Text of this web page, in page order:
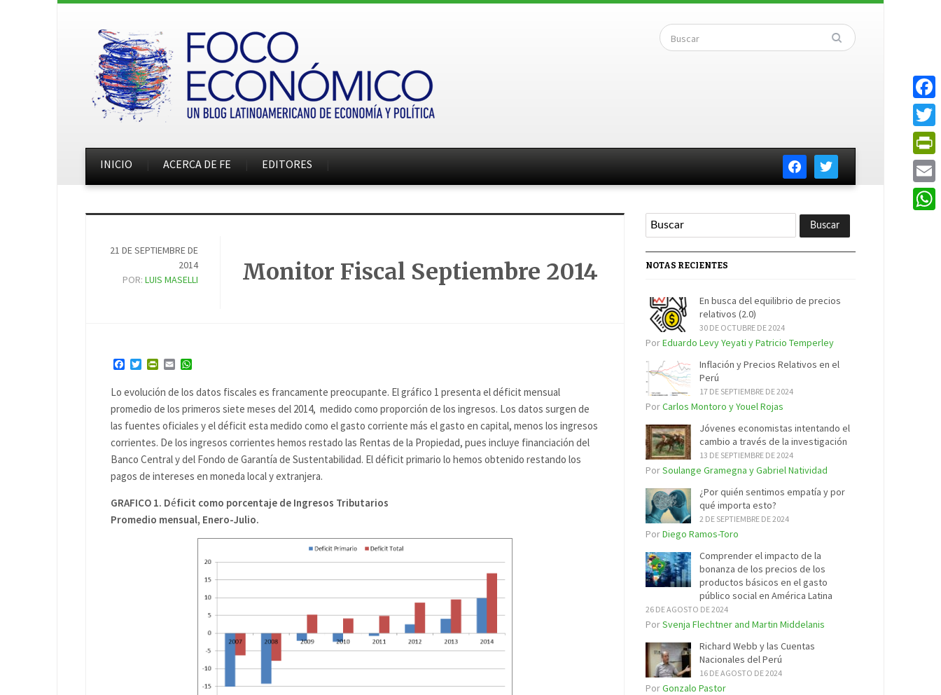
facebooktwitter
INICIO ACERCA DE FE EDITORES
21 DE SEPTIEMBRE DE
2014
POR:LUIS MASELLI Monitor Fiscal Septiembre 2014
Facebook
TwitterPrintFriendly
Email
Lo evolución de los datos fiscales es francamente preocupante. El gráfico 1 presenta el déficit mensual
promedio de los primeros siete meses del 2014, medido como proporción de los ingresos. Los datos surgen de
las fuentes oficiales y el déficit esta medido como el gasto corriente más el gasto en capital, menos los ingresos
corrientes. De los ingresos corrientes hemos restado las Rentas de la Propiedad, pues incluye financiación del
Banco Central y del Fondo de Garantía de Sustentabilidad. El déficit primario lo hemos obtenido restando los
pagos de intereses en moneda local y extranjera.
GRAFICO 1. Déficit como porcentaje de Ingresos Tributarios
Promedio mensual, Enero-Julio.
NOTAS RECIENTES
En busca del equilibrio de precios
relativos (2.0)
30 DE OCTUBRE DE 2024
PorEduardo Levy Yeyati y Patricio Temperley
Inflación y Precios Relativos en el
Perú
17 DE SEPTIEMBRE DE 2024
PorCarlos Montoro y Youel Rojas
Jóvenes economistas intentando el
cambio a través de la investigación
13 DE SEPTIEMBRE DE 2024
PorSoulange Gramegna y Gabriel Natividad
¿Por quién sentimos empatía y por
qué importa esto?
2 DE SEPTIEMBRE DE 2024
PorDiego Ramos-Toro
Comprender el impacto de la
bonanza de los precios de los
productos básicos en el gasto
público social en América Latina
26 DE AGOSTO DE 2024
PorSvenja Flechtner and Martin Middelanis
Richard Webb y las Cuentas
Nacionales del Perú
16 DE AGOSTO DE 2024
PorGonzalo Pastor
Email